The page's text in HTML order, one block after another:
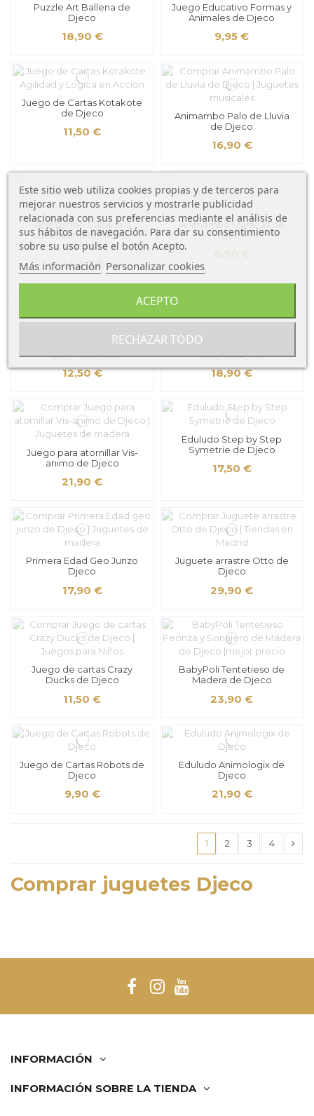
Puzzle Art Ballena de
Djeco
18,90 €
Juego Educativo Formas y
Animales de Djeco
9,95 €
Juego de Cartas Kotakote
de Djeco
11,50 €
Animambo Palo de Lluvia
de Djeco
16,90 €
Animambo Guitarra 6
cuerdas metalicas de
Djeco
44,90 €
Animambo Maracas de
Djeco
Sonajero Baby blanco con
espejo de Djeco
12,50 €
Puzzle Encajable Savana
Story de Djeco
18,90 €
Juego para atornillar Vis-
animo de Djeco
21,90 €
Eduludo Step by Step
Symetrie de Djeco
17,50 €
Primera Edad Geo Junzo
Djeco
17,90 €
Juguete arrastre Otto de
Djeco
29,90 €
Juego de cartas Crazy
Ducks de Djeco
11,50 €
BabyPoli Tentetieso de
Madera de Djeco
23,90 €
Juego de Cartas Robots de
Djeco
9,90 €
Eduludo Animologix de
Djeco
21,90 €
1 2 3 4
Comprar juguetes Djeco
INFORMACIÓN
INFORMACIÓN SOBRE LA TIENDA
Este sitio web utiliza cookies propias y de terceros para
mejorar nuestros servicios y mostrarle publicidad
relacionada con sus preferencias mediante el análisis de
sus hábitos de navegación. Para dar su consentimiento
sobre su uso pulse el botón Acepto.
Más información Personalizar cookies
RECHAZAR TODO
ACEPTO